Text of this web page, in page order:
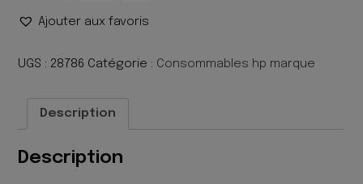
CARTOUCHE
302
Ajouter aux favoris
UGS : 28786 Catégorie : Consommables hp marque
Description
Description